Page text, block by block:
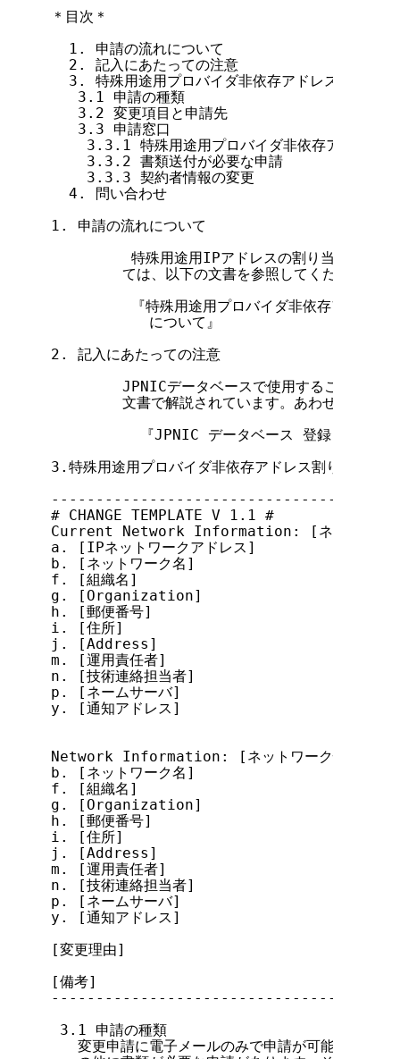
＊目次＊
  1. 申請の流れについて
  2. 記入にあたっての注意
3. 特殊用途用プロバイダ非依存アドレス割り当て
   3.1 申請の種類
   3.2 変更項目と申請先
   3.3 申請窓口
3.3.1 特殊用途用プロバイダ非依存アドレス割
    3.3.2 書類送付が必要な申請
    3.3.3 契約者情報の変更
  4. 問い合わせ
1. 申請の流れについて
特殊用途用IPアドレスの割り当て申請に
        ては、以下の文書を参照してください。
『特殊用途用プロバイダ非依存アドレス
           について』
2. 記入にあたっての注意
JPNICデータベースで使用することができ
文書で解説されています。あわせて参照し
『JPNIC データベース 登録・変更ガ
3.特殊用途用プロバイダ非依存アドレス割り当て情
# CHANGE TEMPLATE V 1.1 #
Current Network Information: [ネットワー
a. [IPネットワークアドレス]
b. [ネットワーク名]
f. [組織名]
g. [Organization]
h. [郵便番号]
i. [住所]
j. [Address]
m. [運用責任者]
n. [技術連絡担当者]
p. [ネームサーバ]
y. [通知アドレス]
Network Information: [ネットワーク情報]
b. [ネットワーク名]
f. [組織名]
g. [Organization]
h. [郵便番号]
i. [住所]
j. [Address]
m. [運用責任者]
n. [技術連絡担当者]
p. [ネームサーバ]
y. [通知アドレス]
[変更理由]
[備考]
3.1 申請の種類
変更申請に電子メールのみで申請が可能なものと